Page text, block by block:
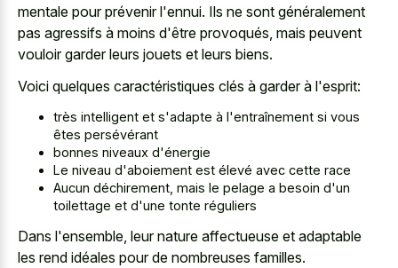
mentale pour prévenir l'ennui. Ils ne sont généralement
pas agressifs à moins d'être provoqués, mais peuvent
vouloir garder leurs jouets et leurs biens.
Voici quelques caractéristiques clés à garder à l'esprit:
très intelligent et s'adapte à l'entraînement si vous
êtes persévérant
bonnes niveaux d'énergie
Le niveau d'aboiement est élevé avec cette race
Aucun déchirement, mais le pelage a besoin d'un
toilettage et d'une tonte réguliers
Dans l'ensemble, leur nature affectueuse et adaptable
les rend idéales pour de nombreuses familles.